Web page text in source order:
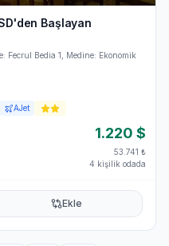
Başlayan
Fecrul Bedia 1, Medine: Ekonomik
AJet
1.220 $
53.741 ₺
4 kişilik odada
Ekle